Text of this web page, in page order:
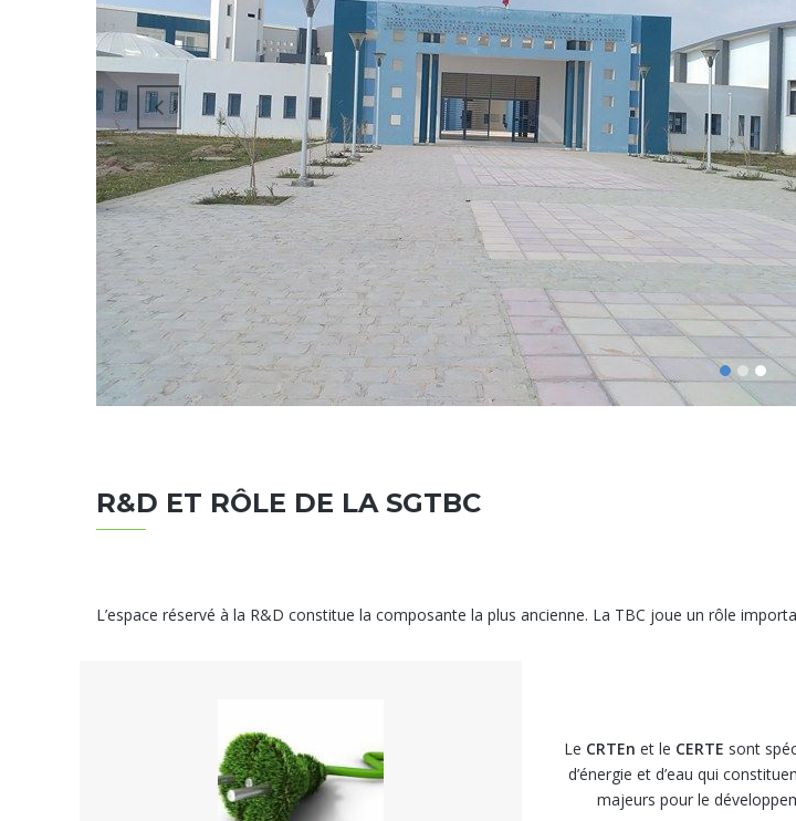
R&D ET RÔLE DE LA SGTBC
L’espace réservé à la R&D constitue la composante la plus ancienne. La TBC joue un rôle
Le CRTEn et le CERTE sont
d’énergie et d’eau qui
majeurs pour le